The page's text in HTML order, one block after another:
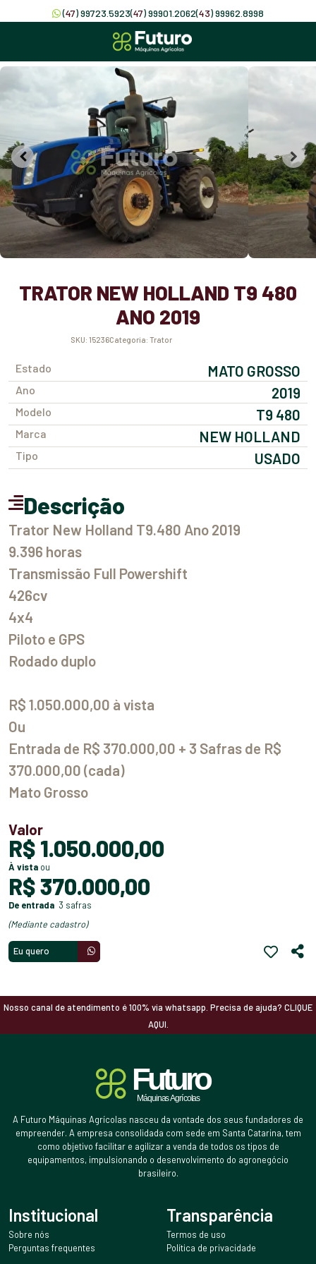
(47) 99723.5923(47) 99901.2062(43) 99962.8998
TRATOR NEW HOLLAND T9 480
ANO 2019
SKU: 15236 Categoria: Trator
Estado MATO GROSSO
Ano 2019
Modelo T9 480
Marca NEW HOLLAND
Tipo USADO
Descrição
Trator New Holland T9.480 Ano 2019
9.396 horas
Transmissão Full Powershift
426cv
4x4
Piloto e GPS
Rodado duplo
R$ 1.050.000,00 à vista
Ou
Entrada de R$ 370.000,00 + 3 Safras de R$
370.000,00 (cada)
Mato Grosso
Valor
R$ 1.050.000,00
à vista ou
R$ 370.000,00
de entrada 3 safras
(mediante cadastro)
Eu quero
Nosso canal de atendimento é 100% via whatsapp. Precisa de ajuda? CLIQUE
AQUI.
A Futuro Máquinas Agrícolas nasceu da vontade dos seus fundadores de
empreender. A empresa consolidada com sede em Santa Catarina, tem
como objetivo facilitar e agilizar a venda de todos os tipos de
equipamentos, impulsionando o desenvolvimento do agronegócio
brasileiro.
Institucional
Sobre nós
Perguntas frequentes
Transparência
Termos de uso
Política de privacidade